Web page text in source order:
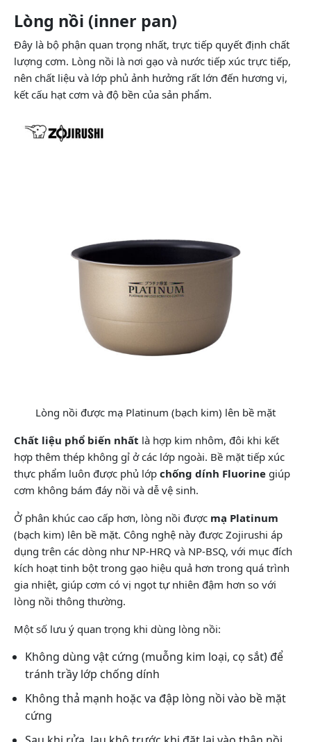
Lòng nồi (inner pan)
Đây là bộ phận quan trọng nhất, trực tiếp quyết định chất
lượng cơm. Lòng nồi là nơi gạo và nước tiếp xúc trực tiếp,
nên chất liệu và lớp phủ ảnh hưởng rất lớn đến hương vị,
kết cấu hạt cơm và độ bền của sản phẩm.
Lòng nồi được mạ Platinum (bạch kim) lên bề mặt
Chất liệu phổ biến nhất là hợp kim nhôm, đôi khi kết
hợp thêm thép không gỉ ở các lớp ngoài. Bề mặt tiếp xúc
thực phẩm luôn được phủ lớp chống dính Fluorine giúp
cơm không bám đáy nồi và dễ vệ sinh.
Ở phân khúc cao cấp hơn, lòng nồi được mạ Platinum
(bạch kim) lên bề mặt. Công nghệ này được Zojirushi áp
dụng trên các dòng như NP-HRQ và NP-BSQ, với mục đích
kích hoạt tinh bột trong gạo hiệu quả hơn trong quá trình
gia nhiệt, giúp cơm có vị ngọt tự nhiên đậm hơn so với
lòng nồi thông thường.
Một số lưu ý quan trọng khi dùng lòng nồi:
Không dùng vật cứng (muỗng kim loại, cọ sắt) để
tránh trầy lớp chống dính
Không thả mạnh hoặc va đập lòng nồi vào bề mặt
cứng